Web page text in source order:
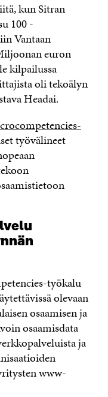
kun Sitran
100 -
Vantaan
euron
kilpailussa
oli tekoälyn
Headai.
työvälineet
työkalu
olevaan
osaamisen ja
osaamisdata
ja
www-